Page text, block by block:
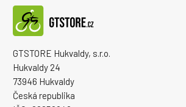
GTSTORE Hukvaldy, s.r.o.
Hukvaldy 24
73946 Hukvaldy
Česká republika